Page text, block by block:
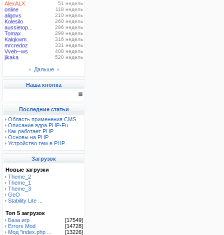
AlexALX
51 недель
online 118 недель
aligovs 210 недель
Kolesilo 260 недель
aussietop... 286 недель
Tomax 299 недель
Kalqkwm 316 недель
mrcredoz 331 недель
Vveb--ws 408 недель
jikaka 520 недель
Дальше
Наша кнопка
Последние статьи
Область применения CMS
Описание ядра PHP-Fu...
Как работает PHP
Основы на PHP
Устройство тем в PHP...
Загрузок
Новые загрузки
Theme_2
Theme_1
Theme_3
GeO
Stability Lite ...
Топ 5 загрузок
База игр
[17549]
Errors Mod
[14728]
Мод "index.php ...
[13226]